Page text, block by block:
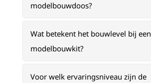
modelbouwdoos?
Wat betekent het bouwlevel bij een
modelbouwkit?
Voor welk ervaringsniveau zijn de